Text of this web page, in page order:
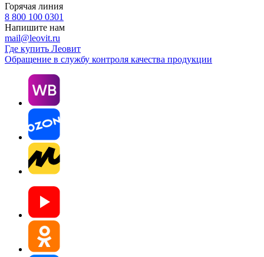
Горячая линия
8 800 100 0301
Напишите нам
mail@leovit.ru
Где купить Леовит
Обращение в службу контроля качества продукции